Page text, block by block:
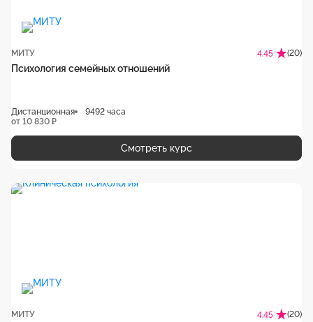
МИТУ 4.45 (20)
Психология семейных отношений
Дистанционная
9492 часа
от 10 830 ₽
Смотреть курс
МИТУ 4.45 (20)